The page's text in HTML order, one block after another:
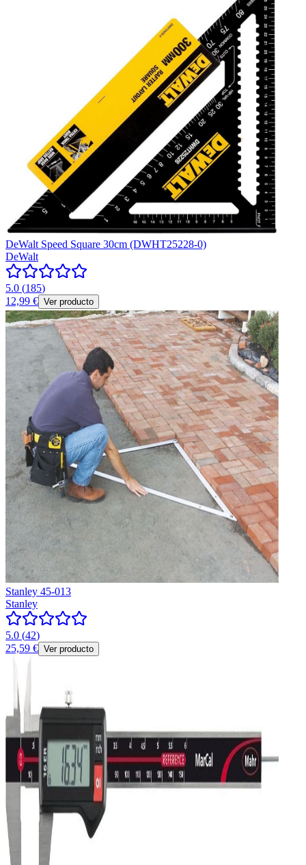
DeWalt Speed Square 30cm (DWHT25228-0)
DeWalt
5.0 (185)
12,99 € Ver producto
Stanley 45-013
Stanley
5.0 (42)
25,59 € Ver producto